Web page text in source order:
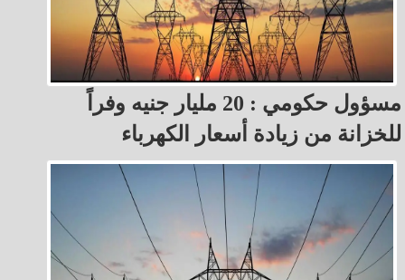
مسؤول حكومي : 20 مليار جنيه وفراً
للخزانة من زيادة أسعار الكهرباء